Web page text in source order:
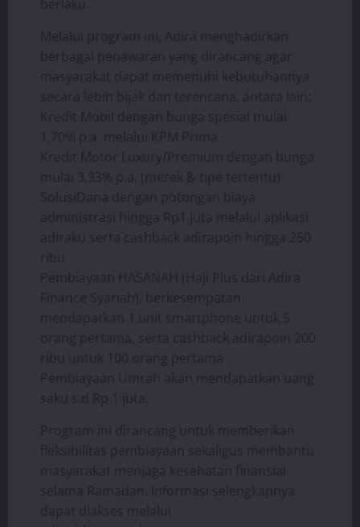
berlaku.
Melalui program ini, Adira menghadirkan
berbagai penawaran yang dirancang agar
masyarakat dapat memenuhi kebutuhannya
secara lebih bijak dan terencana, antara lain:
Kredit Mobil dengan bunga spesial mulai
1,70% p.a. melalui KPM Prima
Kredit Motor Luxury/Premium dengan bunga
mulai 3,33% p.a. (merek & tipe tertentu)
SolusiDana dengan potongan biaya
administrasi hingga Rp1 juta melalui aplikasi
adiraku serta cashback adirapoin hingga 250
ribu
Pembiayaan HASANAH (Haji Plus dari Adira
Finance Syariah), berkesempatan
mendapatkan 1 unit smartphone untuk 5
orang pertama, serta cashback adirapoin 200
ribu untuk 100 orang pertama
Pembiayaan Umrah akan mendapatkan uang
saku s.d Rp 1 juta.
Program ini dirancang untuk memberikan
fleksibilitas pembiayaan sekaligus membantu
masyarakat menjaga kesehatan finansial
selama Ramadan. Informasi selengkapnya
dapat diakses melalui